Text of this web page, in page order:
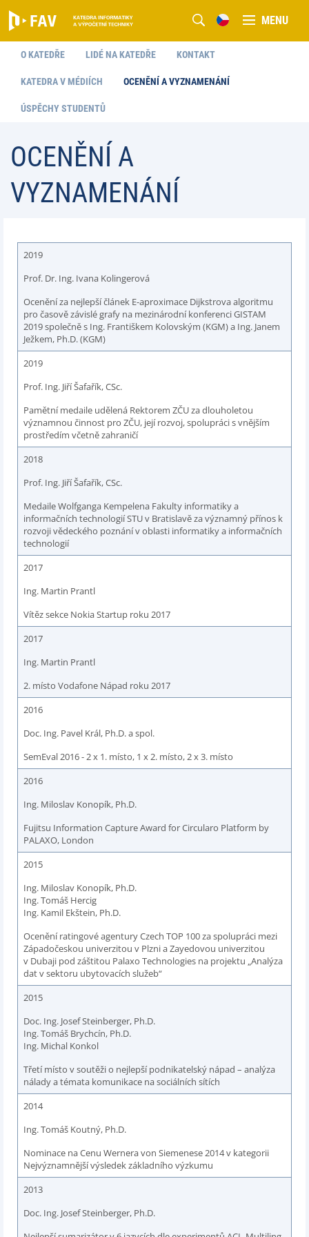
MENU
O KATEDŘE LIDÉ NA KATEDŘE KONTAKT
KATEDRA V MÉDIÍCH OCENĚNÍ A VYZNAMENÁNÍ
ÚSPĚCHY STUDENTŮ
OCENĚNÍ A
VYZNAMENÁNÍ
2019
Prof. Dr. Ing. Ivana Kolingerová
Ocenění za nejlepší článek E-aproximace Dijkstrova algoritmu
pro časově závislé grafy na mezinárodní konferenci GISTAM
2019 společně s Ing. Františkem Kolovským (KGM) a Ing. Janem
Ježkem, Ph.D. (KGM)
2019
Prof. Ing. Jiří Šafařík, CSc.
Pamětní medaile udělená Rektorem ZČU za dlouholetou
významnou činnost pro ZČU, její rozvoj, spolupráci s vnějším
prostředím včetně zahraničí
2018
Prof. Ing. Jiří Šafařík, CSc.
Medaile Wolfganga Kempelena Fakulty informatiky a
informačních technologií STU v Bratislavě za významný přínos k
rozvoji vědeckého poznání v oblasti informatiky a informačních
technologií
2017
Ing. Martin Prantl
Vítěz sekce Nokia Startup roku 2017
2017
Ing. Martin Prantl
2. místo Vodafone Nápad roku 2017
2016
Doc. Ing. Pavel Král, Ph.D. a spol.
SemEval 2016 - 2 x 1. místo, 1 x 2. místo, 2 x 3. místo
2016
Ing. Miloslav Konopík, Ph.D.
Fujitsu Information Capture Award for Circularo Platform by
PALAXO, London
2015
Ing. Miloslav Konopík, Ph.D.
Ing. Tomáš Hercig
Ing. Kamil Ekštein, Ph.D.
Ocenění ratingové agentury Czech TOP 100 za spolupráci mezi
Západočeskou univerzitou v Plzni a Zayedovou univerzitou
v Dubaji pod záštitou Palaxo Technologies na projektu „Analýza
dat v sektoru ubytovacích služeb“
2015
Doc. Ing. Josef Steinberger, Ph.D.
Ing. Tomáš Brychcín, Ph.D.
Ing. Michal Konkol
Třetí místo v soutěži o nejlepší podnikatelský nápad – analýza
nálady a témata komunikace na sociálních sítích
2014
Ing. Tomáš Koutný, Ph.D.
Nominace na Cenu Wernera von Siemenese 2014 v kategorii
Nejvýznamnější výsledek základního výzkumu
2013
Doc. Ing. Josef Steinberger, Ph.D.